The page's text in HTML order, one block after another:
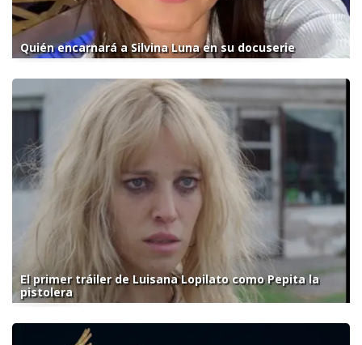
Quién encarnará a Silvina Luna en su docuserie
El primer tráiler de Luisana Lopilato como Pepita la
pistolera